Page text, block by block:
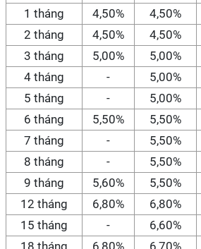
1 tháng
4,50% 4,50%
2 tháng
4,50% 4,50%
3 tháng
5,00% 5,00%
4 tháng
- 5,00%
5 tháng
- 5,00%
6 tháng
5,50% 5,50%
7 tháng
- 5,50%
8 tháng
- 5,50%
9 tháng
5,60% 5,50%
12 tháng
6,80% 6,80%
15 tháng
- 6,60%
18 tháng
6,80% 6,70%